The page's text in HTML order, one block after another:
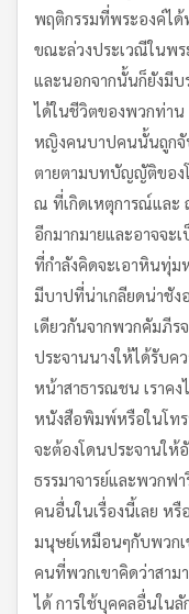
พฤติกรรมที่พระองค์ไ
ขณะล่วงประเวณีในพร
และนอกจากนั้นก็ยังมีบ
ได้ในชีวิตของพวกท่าน
หญิงคนบาปคนนั้นถูกจั
ตายตามบทบัญญัติของโ
ณ ที่เกิดเหตุการณ์และ
อีกมากมายและอาจจะ
ที่กำลังคิดจะเอาหินทุ่
มีบาปที่น่าเกลียดน่าชั
เดียวกันจากพวกคัมภีร
ประจานนางให้ได้รับค
หน้าสาธารณชน เราค
หนังสือพิมพ์หรือในโท
จะต้องโดนประจานให้
ธรรมาจารย์และพวกฟ
คนอื่นในเรื่องนี้เลย ห
มนุษย์เหมือนๆกับพวก
คนที่พวกเขาคิดว่าสาม
ได้ การใช้บุคคลอื่นใน